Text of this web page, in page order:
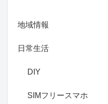
地域情報
日常生活
DIY
SIMフリースマホ